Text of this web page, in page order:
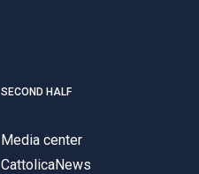
SECOND HALF
Media center
CattolicaNews